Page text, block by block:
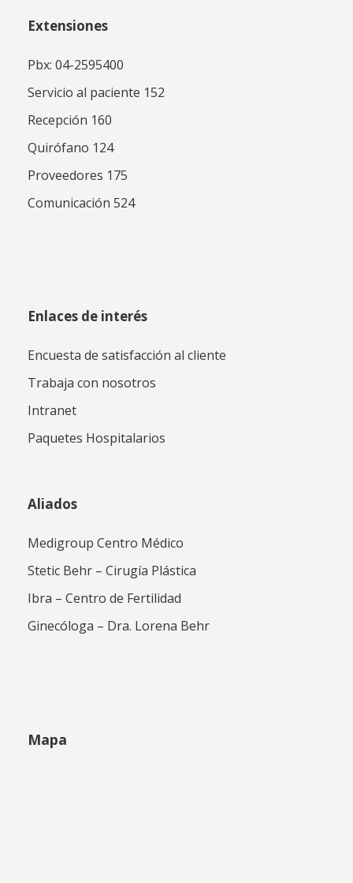
Extensiones
Pbx: 04-2595400
Servicio al paciente 152
Recepción 160
Quirófano 124
Proveedores 175
Comunicación 524
Enlaces de interés
Encuesta de satisfacción al cliente
Trabaja con nosotros
Intranet
Paquetes Hospitalarios
Aliados
Medigroup Centro Médico
Stetic Behr – Cirugía Plástica
Ibra – Centro de Fertilidad
Ginecóloga – Dra. Lorena Behr
Mapa